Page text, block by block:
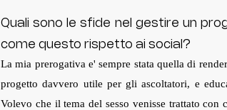
Quali sono le sfide nel gestire un
come questo rispetto ai social?
La mia prerogativa e' sempre stata quella di
progetto davvero utile per gli ascoltatori, e
Volevo che il tema del sesso venisse trattato con